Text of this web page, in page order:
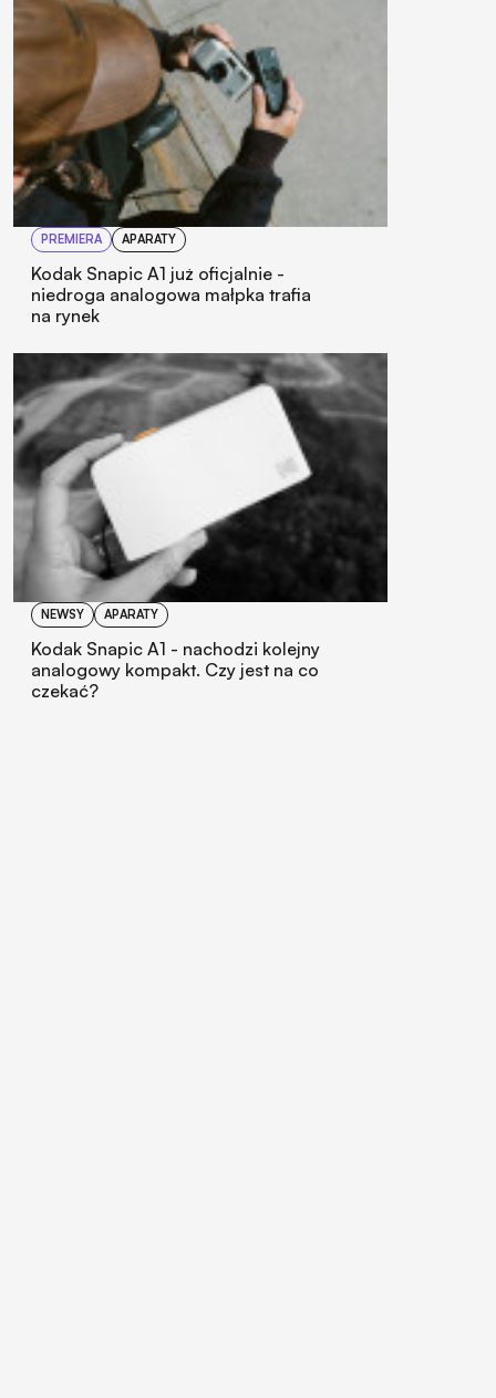
PREMIERA APARATY
Kodak Snapic A1 już oficjalnie -
niedroga analogowa małpka trafia
na rynek
NEWSY APARATY
Kodak Snapic A1 - nachodzi kolejny
analogowy kompakt. Czy jest na co
czekać?